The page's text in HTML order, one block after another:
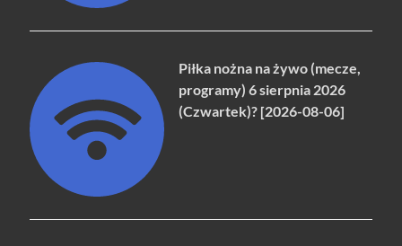
Piłka nożna na żywo (mecze,
programy) 6 sierpnia 2026
(Czwartek)? [2026-08-06]